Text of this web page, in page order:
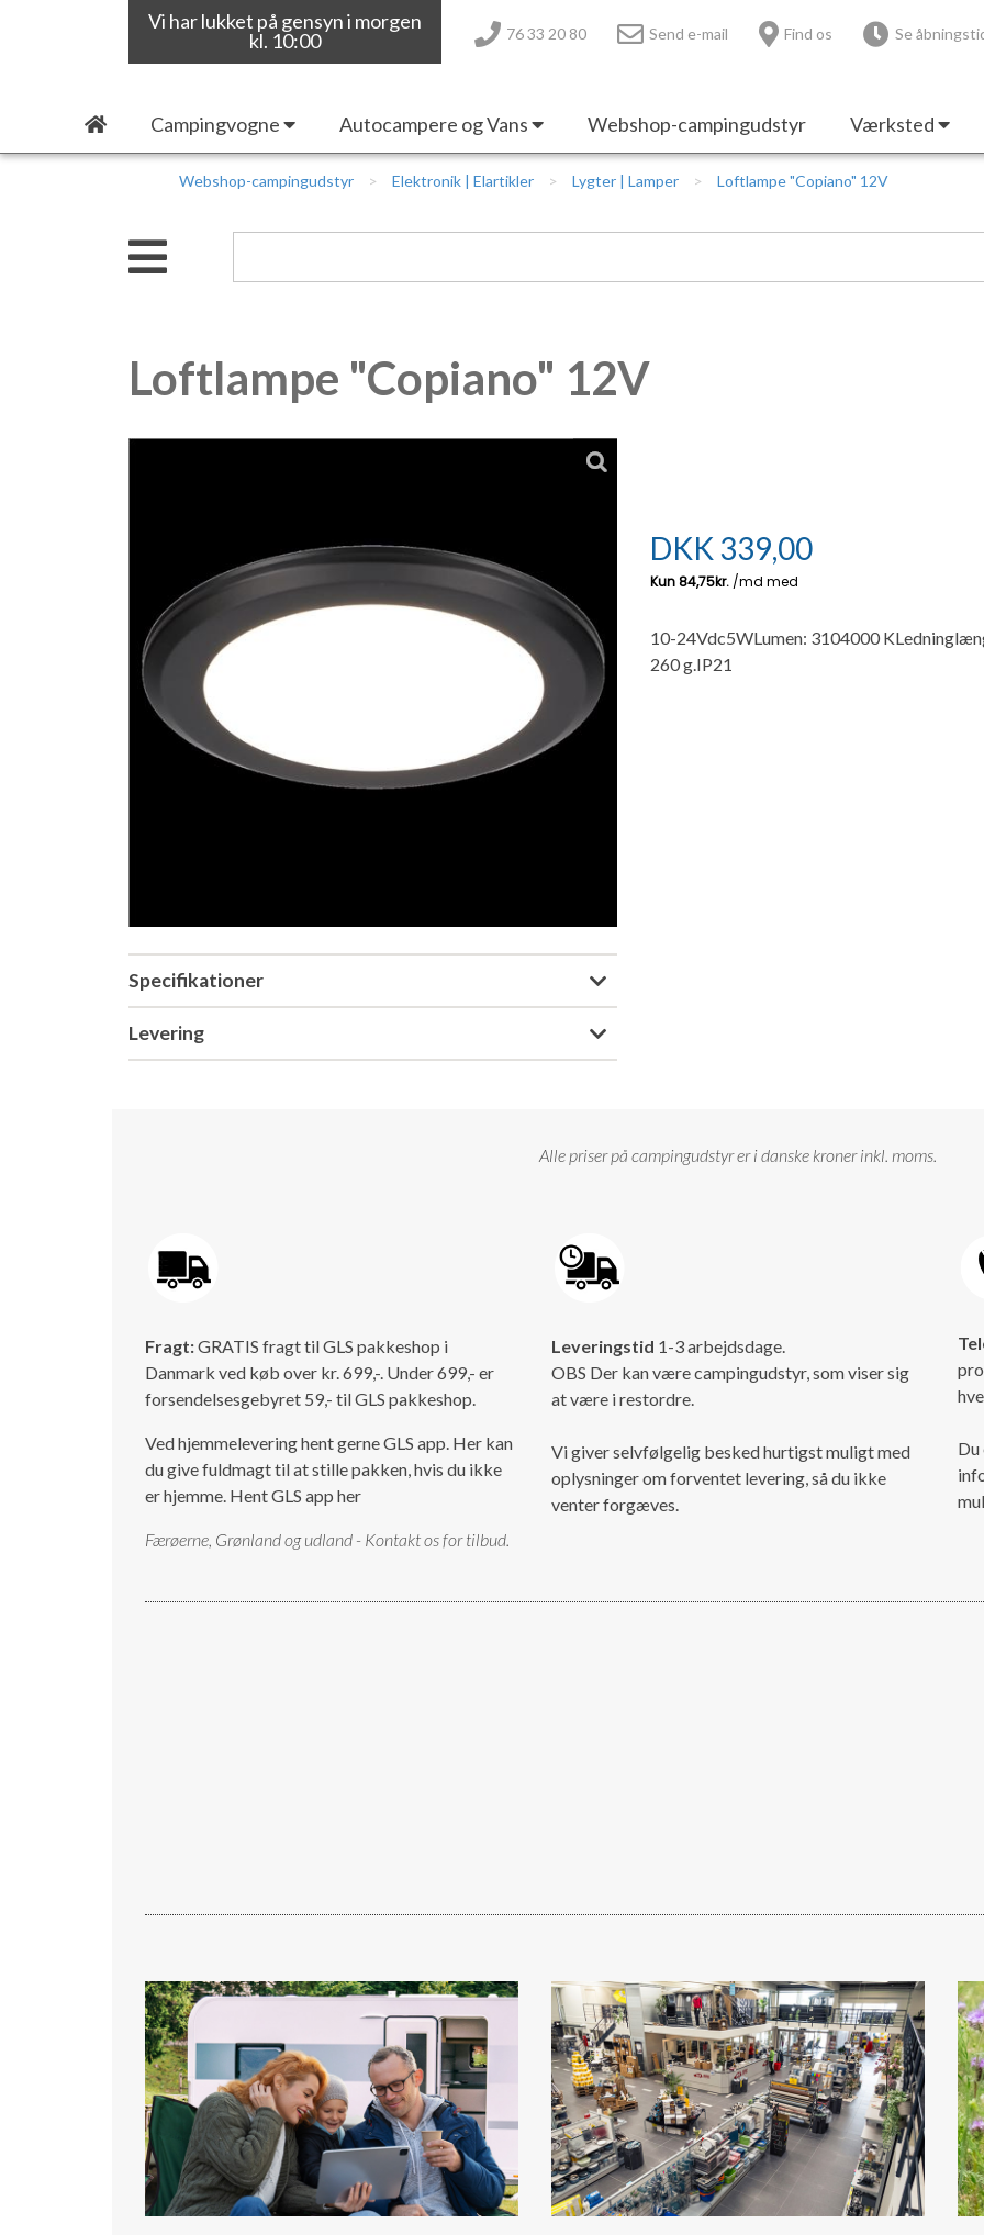
Vi har lukket på gensyn i morgen
kl. 10:00
76 33 20 80 Send e-mail Find os Se
Campingvogne Autocampere og Vans Webshop-campingudstyr Værksted
Webshop-campingudstyr Elektronik | Elartikler Lygter | Lamper Loftlampe "Copiano" 12V
Loftlampe "Copiano" 12V
Specifikationer
Levering
DKK 339,00
10-24Vdc5WLumen: 3104000
260 g.IP21
Alle priser på campingudstyr er i danske kroner inkl. moms.
Fragt:GRATIS fragt til GLS pakkeshop i
Danmark ved køb over kr. 699,-. Under 699,- er
forsendelsesgebyret 59,- til GLS pakkeshop.
Ved hjemmelevering hent gerne GLS app. Her kan
du give fuldmagt til at stille pakken, hvis du ikke
er hjemme. Hent GLS app her
Færøerne, Grønland og udland - Kontakt os for tilbud.
Leveringstid 1-3 arbejdsdage.
OBS Der kan være campingudstyr, som viser sig
at være i restordre.
Vi giver selvfølgelig besked hurtigst muligt med
oplysninger om forventet levering, så du ikke
venter forgæves.
Du